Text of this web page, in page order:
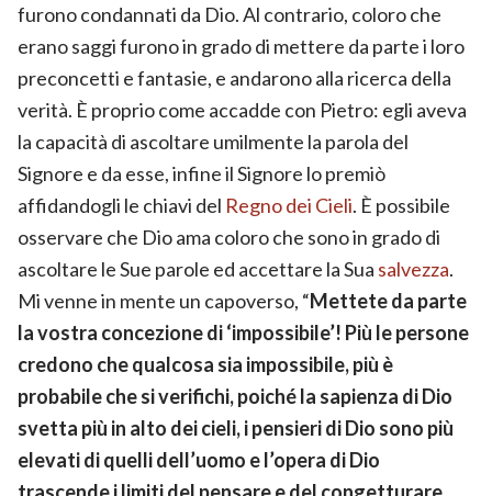
furono condannati da Dio. Al contrario, coloro che
erano saggi furono in grado di mettere da parte i loro
preconcetti e fantasie, e andarono alla ricerca della
verità. È proprio come accadde con Pietro: egli aveva
la capacità di ascoltare umilmente la parola del
Signore e da esse, infine il Signore lo premiò
affidandogli le chiavi del Regno dei Cieli. È possibile
osservare che Dio ama coloro che sono in grado di
ascoltare le Sue parole ed accettare la Sua salvezza.
Mi venne in mente un capoverso, “Mettete da parte
la vostra concezione di ‘impossibile’! Più le persone
credono che qualcosa sia impossibile, più è
probabile che si verifichi, poiché la sapienza di Dio
svetta più in alto dei cieli, i pensieri di Dio sono più
elevati di quelli dell’uomo e l’opera di Dio
trascende i limiti del pensare e del congetturare